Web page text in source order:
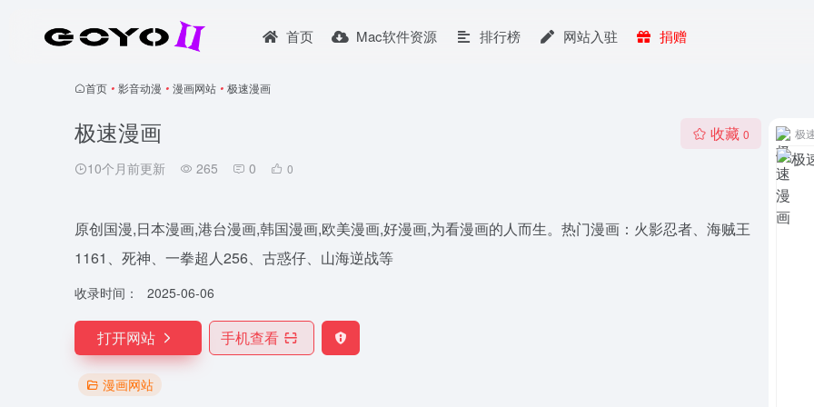
首页 Mac软件资源 排行榜 网站入驻 捐赠
首页 • 影音动漫 • 漫画网站 • 极速漫画
极速漫画
10个月前更新 265 0 0
收藏 0
原创国漫,日本漫画,港台漫画,韩国漫画,欧美漫画,好漫画,为看漫画的人而生。热门漫画：火影忍者、海贼王
1161、死神、一拳超人256、古惑仔、山海逆战等
收录时间： 2025-06-06
打开网站 手机查看
漫画网站
极